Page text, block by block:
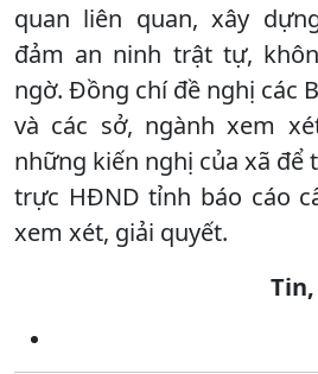
quan liên quan, xây
đảm an ninh trật tự,
ngờ. Đồng chí đề nghị các
và các sở, ngành xem
những kiến nghị của xã để
trực HĐND tỉnh báo cáo
xem xét, giải quyết.